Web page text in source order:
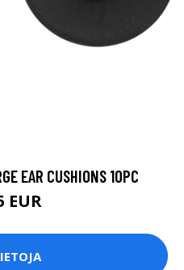
EAR CUSHIONS 10PC
EUR